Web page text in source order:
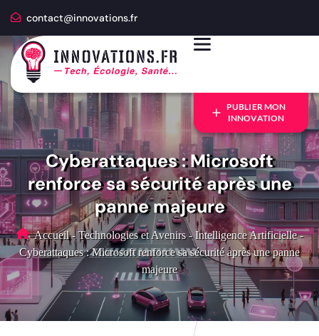
contact@innovations.fr
PUBLIER MON
INNOVATION
Cyberattaques : Microsoft
renforce sa sécurité après une
panne majeure
Accueil - Technologies et Avenirs - Intelligence Artificielle -
Cyberattaques : Microsoft renforce sa sécurité après une panne
majeure